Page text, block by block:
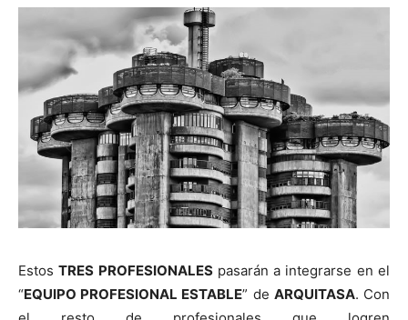
EstosTRES PROFESIONALESpasarán a integrarse en el
“EQUIPO PROFESIONAL ESTABLE” de ARQUITASA. Con